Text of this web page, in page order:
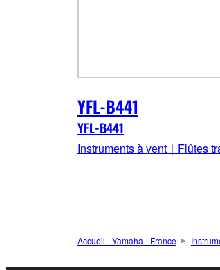
YFL-B441
YFL-B441
Instruments à vent｜Flûtes
Accueil - Yamaha - France